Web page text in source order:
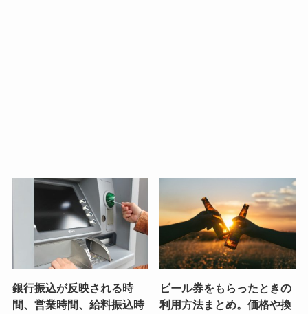
銀行振込が反映される時
間、営業時間、給料振込時
ビール券をもらったときの
利用方法まとめ。価格や換